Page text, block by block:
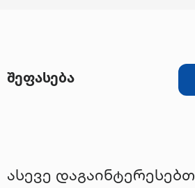
შეფასება
ასევე დაგაინტერესებთ